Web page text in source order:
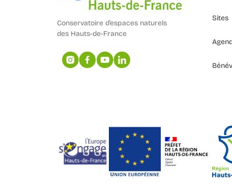
Conservatoire d’espaces naturels
des Hauts-de-France
Sites